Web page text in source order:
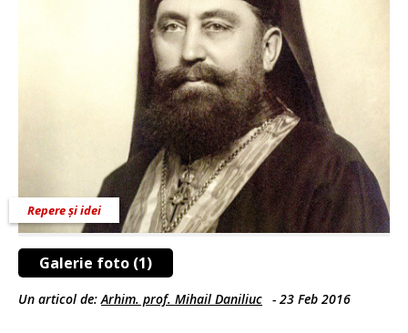
Galerie foto (1)
Repere și idei
Un articol de: Arhim. prof. Mihail Daniliuc - 23 Feb 2016